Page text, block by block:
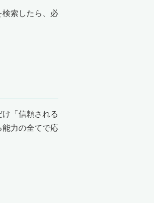
索したら、必
「信頼される
能力の全てで応